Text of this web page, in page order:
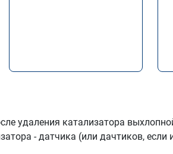
удаления катализатора
- датчика (или дачтиков,